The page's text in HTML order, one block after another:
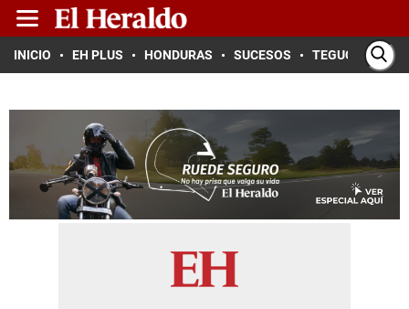
INICIO EH PLUS HONDURAS SUCESOS TEGUCIGALPA